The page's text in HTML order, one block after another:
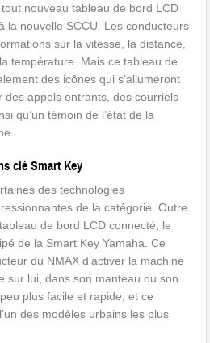
nouveau tableau de bord LCD
la nouvelle SCCU. Les conducteurs
sur la vitesse, la distance,
température. Mais ce tableau de
des icônes qui s’allumeront
des appels entrants, des courriels
qu’un témoin de l’état de la
clé Smart Key
des technologies
de la catégorie. Outre
de bord LCD connecté, le
de la Smart Key Yamaha. Ce
du NMAX d’activer la machine
sur lui, dans son manteau ou son
plus facile et rapide, et ce
des modèles urbains les plus